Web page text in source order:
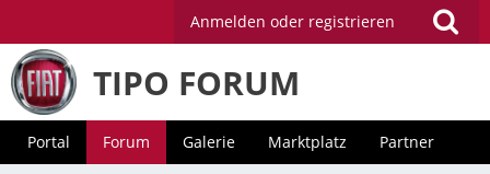
Anmelden oder registrieren
TIPO FORUM
Portal Forum Galerie Marktplatz Partner